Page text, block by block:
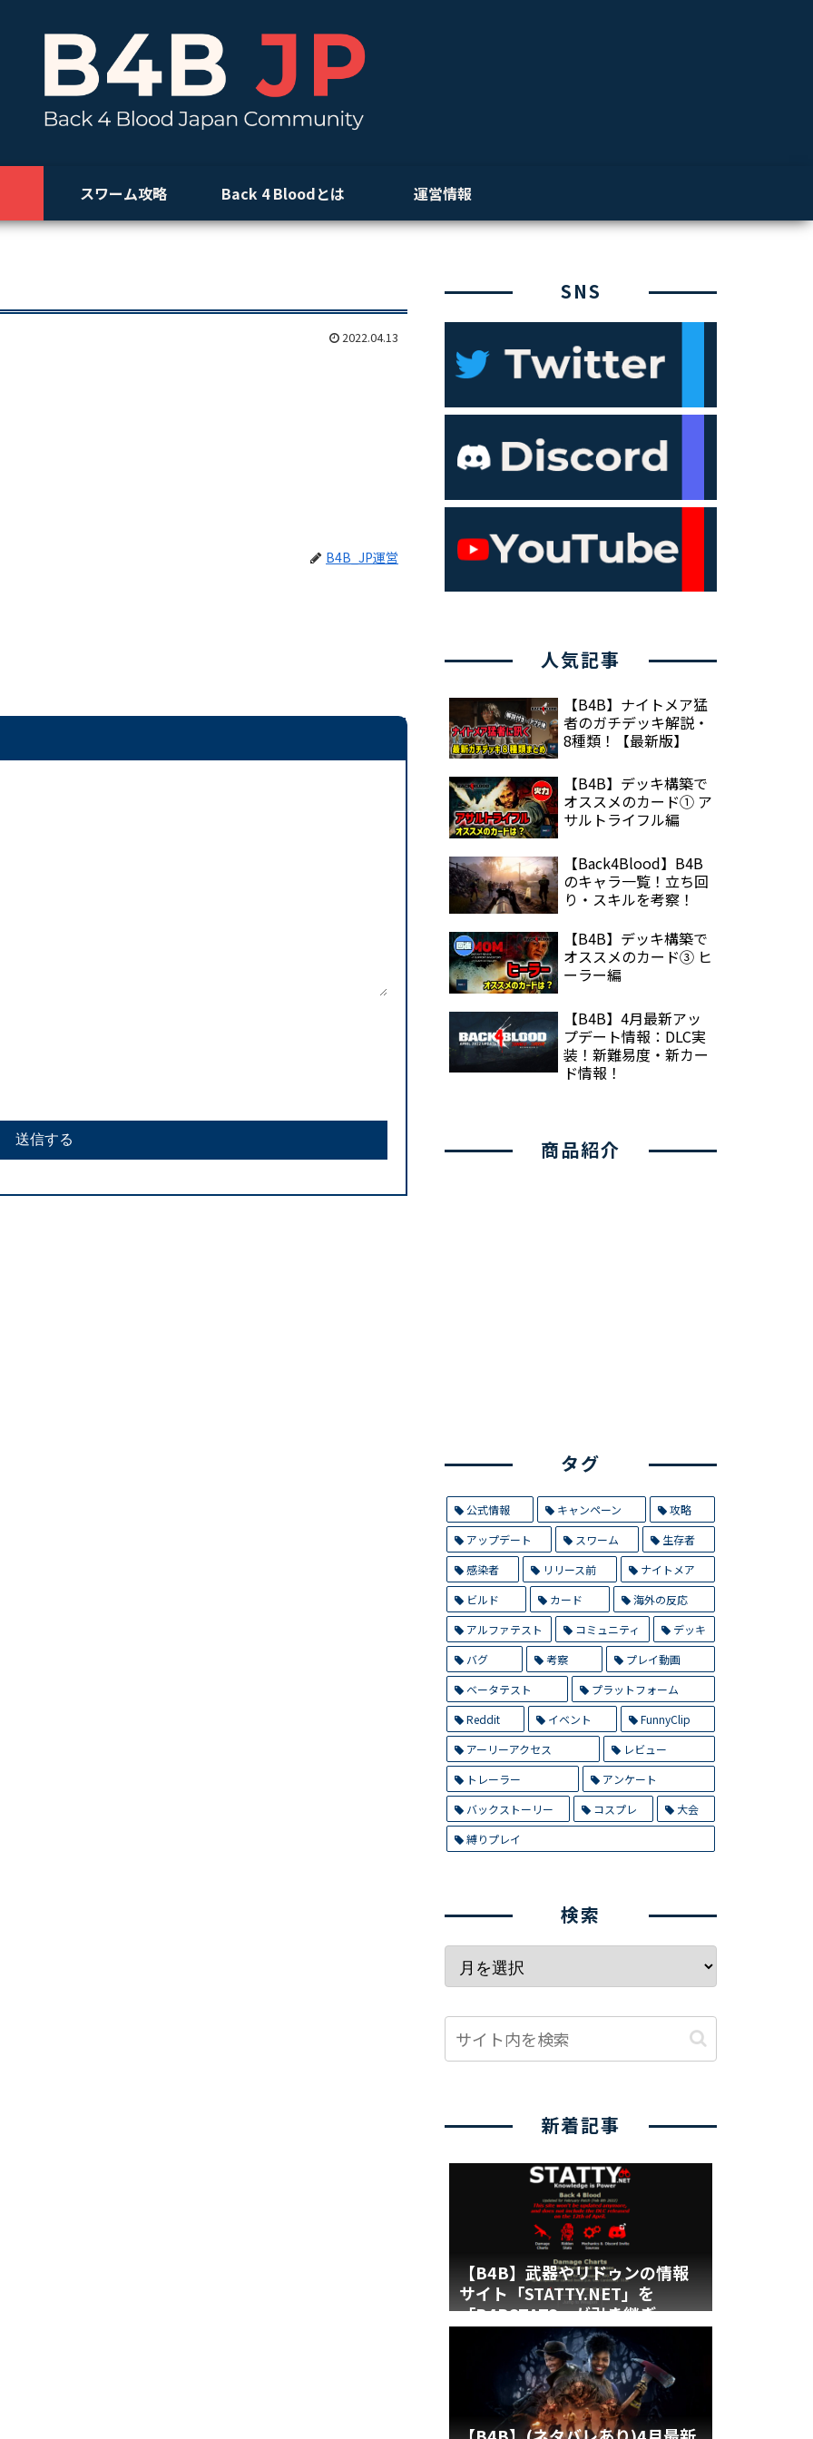
スワーム攻略 Back 4 Bloodとは 運営情報
2022.04.13
B4B_JP運営
SNS
人気記事
【B4B】ナイトメア猛
者のガチデッキ解説・
8種類！【最新版】
【B4B】デッキ構築で
オススメのカード① ア
サルトライフル編
【Back4Blood】B4B
のキャラ一覧！立ち回
り・スキルを考察！
【B4B】デッキ構築で
オススメのカード③ ヒ
ーラー編
【B4B】4月最新アッ
プデート情報：DLC実
装！新難易度・新カー
ド情報！
商品紹介
タグ
公式情報 キャンペーン
攻略
アップデート
スワーム
生存者
感染者
リリース前
ナイトメア
ビルド
カード
海外の反応
アルファテスト
コミュニティ
デッキ
バグ
考察
プレイ動画
ベータテスト
プラットフォーム
Reddit
イベント
FunnyClip
アーリーアクセス
レビュー
トレーラー
アンケート
バックストーリー
コスプレ
大会
縛りプレイ
検索
新着記事
【B4B】武器やリドゥンの情報
サイト「STATTY.NET」を
「B4BSTATS」が引き継ぎ